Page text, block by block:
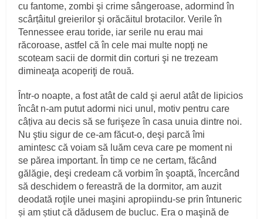
cu fantome, zombi şi crime sângeroase, adormind în
scârțâitul greierilor şi orăcăitul brotacilor. Verile în
Tennessee erau toride, iar serile nu erau mai
răcoroase, astfel că în cele mai multe nopţi ne
scoteam sacii de dormit din corturi şi ne trezeam
dimineaţa acoperiţi de rouă.
Într‑o noapte, a fost atât de cald şi aerul atât de lipicios
încât n‑am putut adormi nici unul, motiv pentru care
câțiva au decis să se furişeze în casa unuia dintre noi.
Nu ştiu sigur de ce‑am făcut‑o, deşi parcă îmi
amintesc că voiam să luăm ceva care pe moment ni
se părea important. În timp ce ne certam, făcând
gălăgie, deşi credeam că vorbim în şoaptă, încercând
să deschidem o fereastră de la dormitor, am auzit
deodată roţile unei maşini apropiindu‑se prin întuneric
și am știut că dădusem de bucluc. Era o maşină de